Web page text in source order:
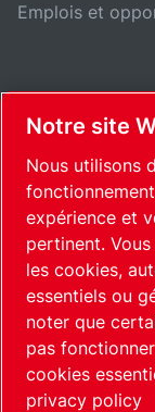
Emplois et
Plan du site
Notre site
Nous utilisons
expérience et
pertinent.
les cookies,
essentiels ou
noter que
pas
cookies
privacy policy